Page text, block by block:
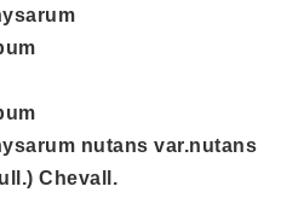
nutans var.nutans
Chevall.